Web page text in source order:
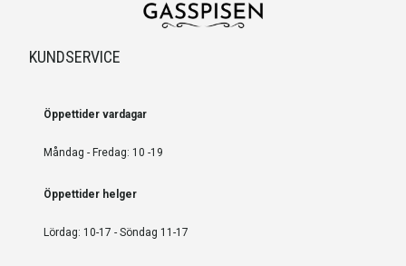
KUNDSERVICE
Öppettider vardagar
Måndag - Fredag: 10 -19
Öppettider helger
Lördag: 10-17 - Söndag 11-17